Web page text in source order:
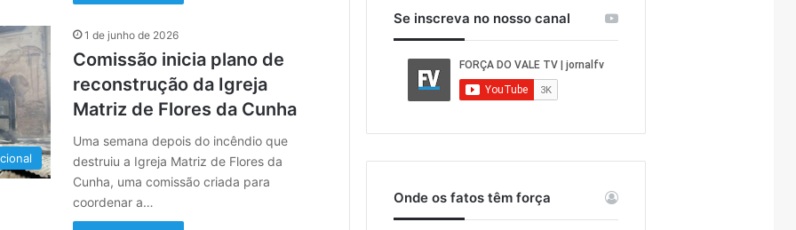
1 de junho de 2026
Comissão inicia plano de
reconstrução da Igreja
Matriz de Flores da Cunha
Uma semana depois do incêndio que
destruiu a Igreja Matriz de Flores da
Cunha, uma comissão criada para
coordenar a…
Se inscreva no nosso canal
Onde os fatos têm força